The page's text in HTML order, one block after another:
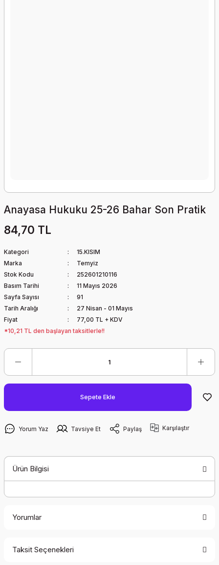
Anayasa Hukuku 25-26 Bahar Son Pratik
84,70 TL
Kategori
15.KISIM
Marka
Temyiz
Stok Kodu
252601210116
Basım Tarihi
11 Mayıs 2026
Sayfa Sayısı
91
Tarih Aralığı
27 Nisan - 01 Mayıs
Fiyat
77,00 TL + KDV
*10,21 TL den başlayan taksitlerle!!
Sepete Ekle
Yorum Yaz Tavsiye Et Paylaş Karşılaştır
Ürün Bilgisi
Yorumlar
Taksit Seçenekleri